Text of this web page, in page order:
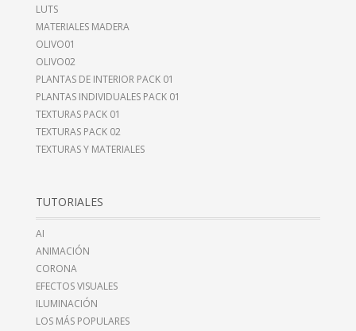
LUTS
MATERIALES MADERA
OLIVO01
OLIVO02
PLANTAS DE INTERIOR PACK 01
PLANTAS INDIVIDUALES PACK 01
TEXTURAS PACK 01
TEXTURAS PACK 02
TEXTURAS Y MATERIALES
TUTORIALES
AI
ANIMACIÓN
CORONA
EFECTOS VISUALES
ILUMINACIÓN
LOS MÁS POPULARES